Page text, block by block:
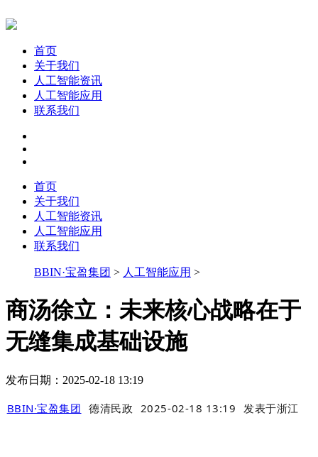
首页
关于我们
人工智能资讯
人工智能应用
联系我们
首页
关于我们
人工智能资讯
人工智能应用
联系我们
BBIN·宝盈集团 > 人工智能应用 >
商汤徐立：未来核心战略在于
无缝集成基础设施
发布日期：2025-02-18 13:19
BBIN·宝盈集团 德清民政 2025-02-18 13:19 发表于浙江